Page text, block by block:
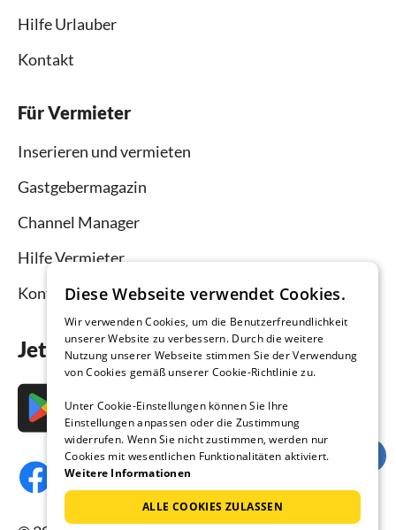
Hilfe Urlauber
Kontakt
Für Vermieter
Inserieren und vermieten
Gastgebermagazin
Channel Manager
Hilfe Vermieter
Kontakt
Jetzt die App downloaden
Diese Webseite verwendet Cookies.
Wir verwenden Cookies, um die Benutzerfreundlichkeit
unserer Website zu verbessern. Durch die weitere
Nutzung unserer Webseite stimmen Sie der Verwendung
von Cookies gemäß unserer Cookie-Richtlinie zu.
Unter Cookie-Einstellungen können Sie Ihre
Einstellungen anpassen oder die Zustimmung
widerrufen. Wenn Sie nicht zustimmen, werden nur
Cookies mit wesentlichen Funktionalitäten aktiviert.
Weitere Informationen
ALLE COOKIES ZULASSEN